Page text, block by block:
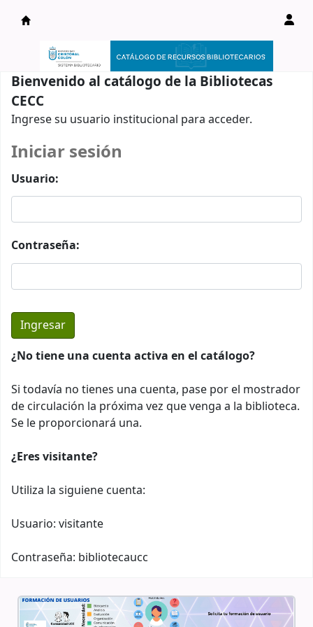
Catálogo en línea
Bienvenido al catálogo de la Bibliotecas
CECC
Ingrese su usuario institucional para acceder.
Iniciar sesión
Usuario:
Contraseña:
¿No tiene una cuenta activa en el catálogo?
Si todavía no tienes una cuenta, pase por el mostrador
de circulación la próxima vez que venga a la biblioteca.
Se le proporcionará una.
¿Eres visitante?
Utiliza la siguiene cuenta:
Usuario: visitante
Contraseña: bibliotecaucc